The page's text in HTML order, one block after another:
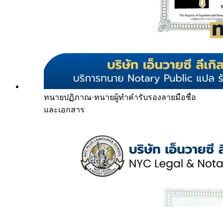
ทนายปฏิภาณ·ทนายผู้ทำคำรับรองลายมือชื่อ
และเอกสาร